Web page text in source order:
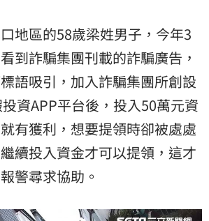
地區的58歲梁姓男子，今年3
到詐騙集團刊載的詐騙廣告，
語吸引，加入詐騙集團所創設
資APP平台後，投入50萬元資
有獲利，想要提領時卻被處處
續投入資金才可以提領，這才
警尋求協助。